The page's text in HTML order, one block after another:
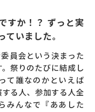
すか！？ ずっと実
いました。
員会という決まった
祭りのたびに結成し
て誰なのかといえば
る人、参加する人全
みんなで『ああした